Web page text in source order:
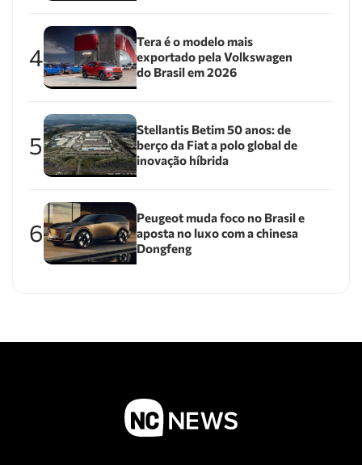
4
Tera é o modelo mais
exportado pela Volkswagen
do Brasil em 2026
5
Stellantis Betim 50 anos: de
berço da Fiat a polo global de
inovação híbrida
6
Peugeot muda foco no Brasil e
aposta no luxo com a chinesa
Dongfeng